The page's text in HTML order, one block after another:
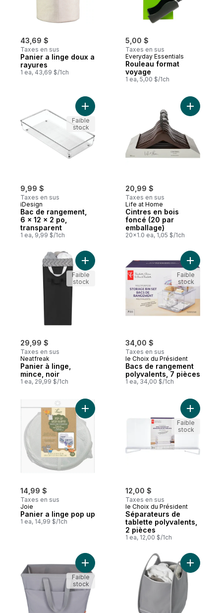
43,69 $
Taxes en sus
Panier a linge doux a
rayures
1 ea, 43,69 $/1ch
5,00 $
Taxes en sus
Everyday Essentials
Rouleau format
voyage
1 ea, 5,00 $/1ch
9,99 $
Taxes en sus
iDesign
Bac de rangement,
6 x 12 x 2 po,
transparent
1 ea, 9,99 $/1ch
Ajouter Bac de rangement, 6 x 12 x 2 po,
Faible
stock
20,99 $
Taxes en sus
Life at Home
Cintres en bois
foncé (20 par
emballage)
20x1.0 ea, 1,05 $/1ch
Ajouter
29,99 $
Taxes en sus
Neatfreak
Panier à linge,
mince, noir
1 ea, 29,99 $/1ch
Ajouter Panier à linge, mince, noir au
Faible
stock
34,00 $
Taxes en sus
le Choix du Président
Bacs de rangement
polyvalents, 7 pièces
1 ea, 34,00 $/1ch
Ajouter
Faible
stock
14,99 $
Taxes en sus
Joie
Panier a linge pop up
1 ea, 14,99 $/1ch
Ajouter Panier a linge pop up au panier
12,00 $
Taxes en sus
le Choix du Président
Séparateurs de
tablette polyvalents,
2 pièces
1 ea, 12,00 $/1ch
Ajouter
Faible
stock
Ajouter Fourre-tout souple facile au
Faible
stock
Ajouter